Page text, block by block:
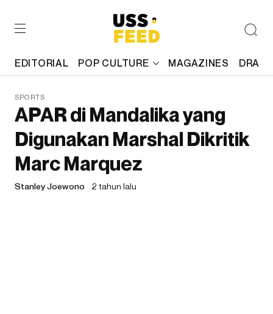
EDITORIAL POP CULTURE MAGAZINES
SPORTS
APAR di Mandalika yang
Digunakan Marshal Dikritik
Marc Marquez
Stanley Joewono 2 tahun lalu